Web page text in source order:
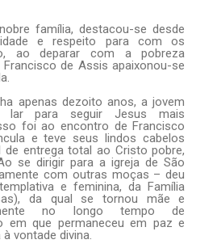
família, destacou-se desde
e respeito para com os
ao deparar com a pobreza
Francisco de Assis apaixonou-se
apenas dezoito anos, a jovem
lar para seguir Jesus mais
foi ao encontro de Francisco
e teve seus lindos cabelos
entrega total ao Cristo pobre,
se dirigir para a igreja de São
com outras moças – deu
e feminina, da Família
da qual se tornou mãe e
no longo tempo de
em que permaneceu em paz e
vontade divina.